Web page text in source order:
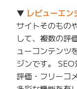
▼ レビューエ
サイトそのもの
して、複数の評
ューコンテンツ
ジンです。
評価・フリーコ